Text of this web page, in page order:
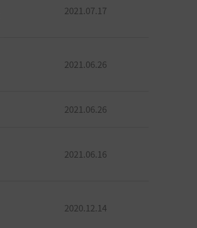
2021.07.17
2021.06.26
2021.06.26
2021.06.16
2020.12.14